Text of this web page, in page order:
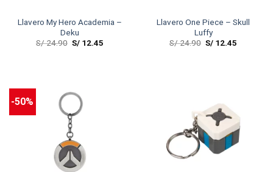
Llavero My Hero Academia –
Deku
S/24.90 S/ 12.45
Llavero One Piece – Skull
Luffy
S/24.90 S/ 12.45
-50%